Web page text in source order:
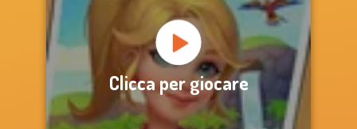
Clicca per giocare